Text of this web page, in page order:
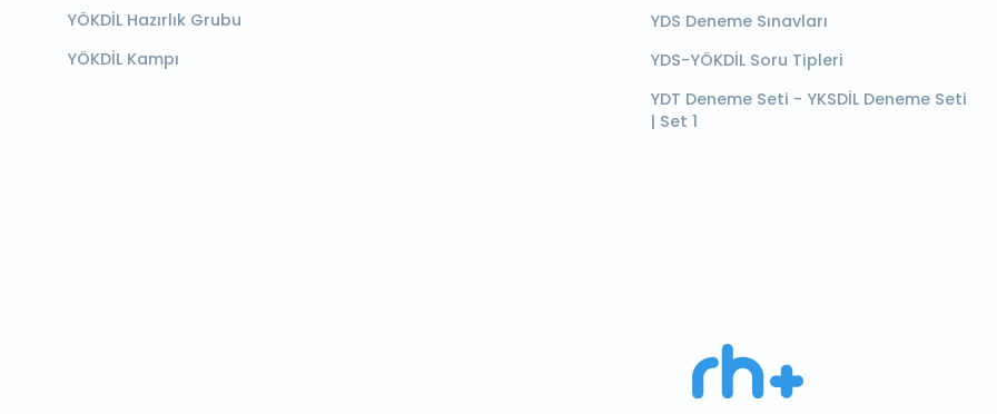
YÖKDİL Hazırlık Grubu
YÖKDİL Kampı
YDS Deneme Sınavları
YDS-YÖKDİL Soru Tipleri
YDT Deneme Seti - YKSDİL Deneme Seti
| Set 1